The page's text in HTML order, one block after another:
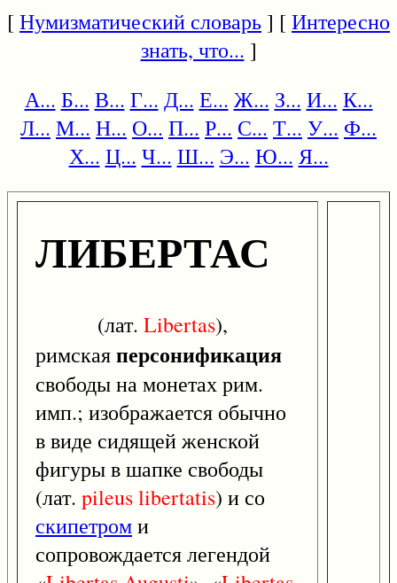
[Нумизматический словарь] [Интересно
знать, что... ]
А... Б... В... Г... Д... Е... Ж... З... И... К...
Л... М... Н... О... П... Р... С... Т... У... Ф...
Х... Ц... Ч... Ш... Э... Ю... Я...
ЛИБЕРТАС
(лат. Libertas),
римскаяперсонификация
свободы на монетах рим.
имп.; изображается обычно
в виде сидящей женской
фигуры в шапке свободы
(лат. pileuslibertatis) и со
скипетроми
сопровождается легендой